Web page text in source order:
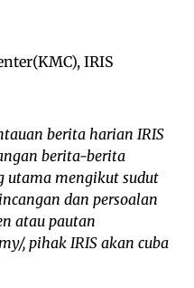
IRIS
berita harian IRIS
berita-berita
utama mengikut sudut
dan persoalan
atau pautan
, pihak IRIS akan cuba